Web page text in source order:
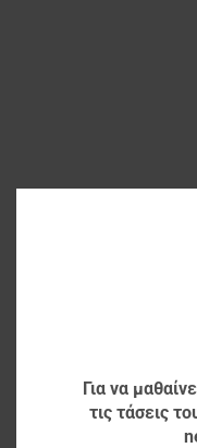
Για να
τις τάσεις